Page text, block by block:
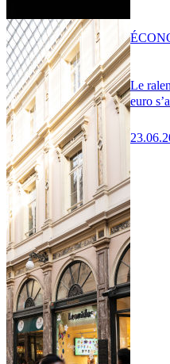
Le
euro